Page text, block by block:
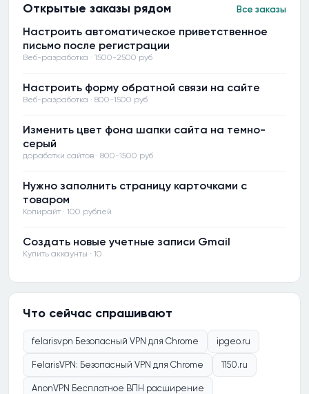
Открытые заказы рядом Все заказы
Настроить автоматическое приветственное
письмо после регистрации
Веб-разработка · 1500-2500 руб
Настроить форму обратной связи на сайте
Веб-разработка · 800-1500 руб
Изменить цвет фона шапки сайта на темно-
серый
доработки сайтов · 800-1500 руб
Нужно заполнить страницу карточками с
товаром
Копирайт · 100 рублей
Создать новые учетные записи Gmail
Купить аккаунты · 10
Что сейчас спрашивают
felarisvpn Безопасный VPN для Chrome ipgeo.ru
FelarisVPN: Безопасный VPN для Chrome 1150.ru
AnonVPN Бесплатное ВПН расширение